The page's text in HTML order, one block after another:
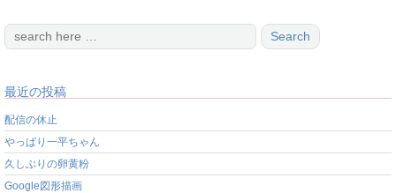
最近の投稿
配信の休止
やっぱり一平ちゃん
久しぶりの卵黄粉
Google図形描画